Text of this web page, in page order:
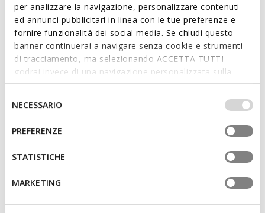
per analizzare la navigazione, personalizzare contenuti
ed annunci pubblicitari in linea con le tue preferenze e
fornire funzionalità dei social media. Se chiudi questo
banner continuerai a navigare senza cookie e strumenti
di tracciamento, ma selezionando ACCETTA TUTTI
godrai invece di una navigazione personalizzata sulla
base dei tuoi gusti ed interessi. Selezionando
IMPOSTAZIONI potrai anche scegliere quali cookies ed
altri strumenti di tracciamento autorizzare. Per maggiori
informazioni o per modificare in qualsiasi momento le
tue impostazioni, visita la nostra
del
consenso
NECESSARIO
PREFERENZE
STATISTICHE
MARKETING
Features
Lace fastening; Removable insole
Materials
You may also like